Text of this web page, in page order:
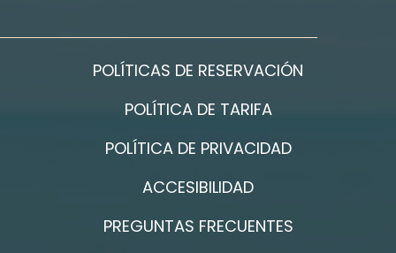
POLÍTICAS DE RESERVACIÓN
POLÍTICA DE TARIFA
POLÍTICA DE PRIVACIDAD
ACCESIBILIDAD
PREGUNTAS FRECUENTES